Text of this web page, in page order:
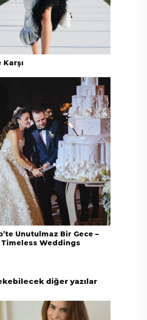
Unutulmaz Bir Gece –
Timeless Weddings
diğer yazılar